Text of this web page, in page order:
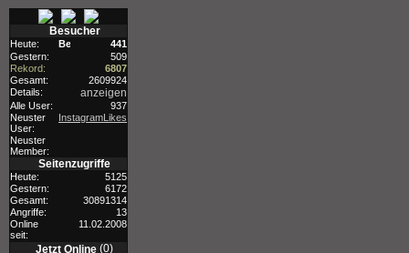
Besucher
Heute:
441
Gestern:
509
Rekord:
6807
Gesamt:
2609924
Details:
anzeigen
Alle User:
937
Neuster
User:
InstagramLikes
Neuster
Member:
Seitenzugriffe
Heute:
5125
Gestern:
6172
Gesamt:
30891314
Angriffe:
13
Online
seit:
11.02.2008
Jetzt Online (0)